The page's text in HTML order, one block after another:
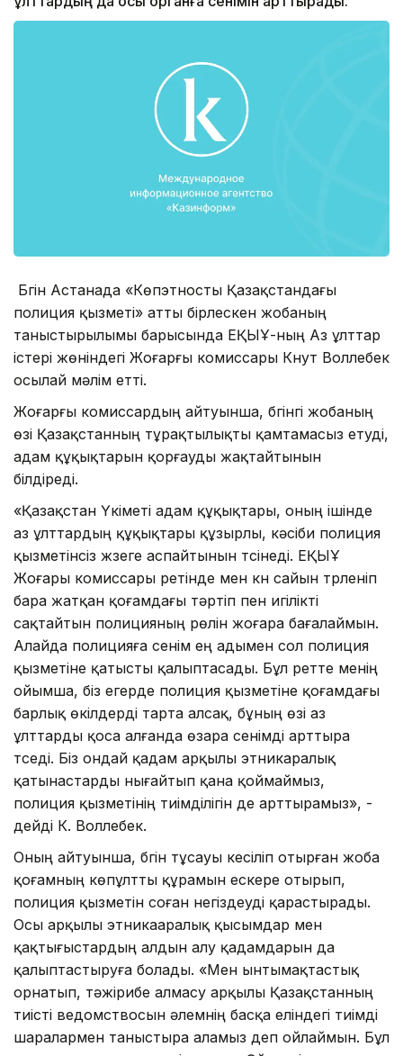
Бүгін Астанада «Көпэтносты Қазақстандағы
полиция қызметі» атты бірлескен жобаның
таныстырылымы барысында ЕҚЫҰ-ның Аз ұлттар
істері жөніндегі Жоғарғы комиссары Кнут Воллебек
осылай мәлім етті.
Жоғарғы комиссардың айтуынша, бүгінгі жобаның
өзі Қазақстанның тұрақтылықты қамтамасыз етуді,
адам құқықтарын қорғауды жақтайтынын
білдіреді.
«Қазақстан Үкіметі адам құқықтары, оның ішінде
аз ұлттардың құқықтары құзырлы, кәсіби полиция
қызметінсіз жүзеге аспайтынын түсінеді. ЕҚЫҰ
Жоғары комиссары ретінде мен күн сайын түрленіп
бара жатқан қоғамдағы тәртіп пен игілікті
сақтайтын полицияның рөлін жоғара бағалаймын.
Алайда полицияға сенім ең адымен сол полиция
қызметіне қатысты қалыптасады. Бұл ретте менің
ойымша, біз егерде полиция қызметіне қоғамдағы
барлық өкілдерді тарта алсақ, бұның өзі аз
ұлттарды қоса алғанда өзара сенімді арттыра
түседі. Біз ондай қадам арқылы этникаралық
қатынастарды нығайтып қана қоймаймыз,
полиция қызметінің тиімділігін де арттырамыз», -
дейді К. Воллебек.
Оның айтуынша, бүгін тұсауы кесіліп отырған жоба
қоғамның көпұлтты құрамын ескере отырып,
полиция қызметін соған негіздеуді қарастырады.
Осы арқылы этникааралық қысымдар мен
қақтығыстардың алдын алу қадамдарын да
қалыптастыруға болады. «Мен ынтымақтастық
орнатып, тәжірибе алмасу арқылы Қазақстанның
тиісті ведомствосын әлемнің басқа еліндегі тиімді
шаралармен таныстыра аламыз деп ойлаймын. Бұл